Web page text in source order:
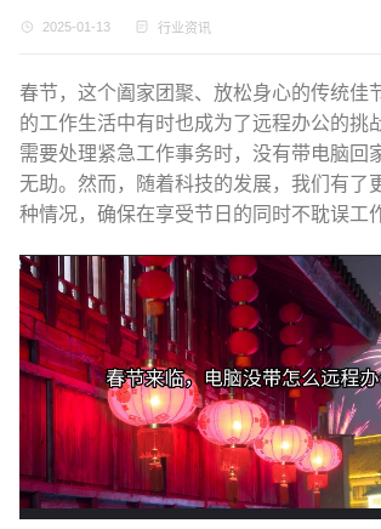
2025-01-13 行业资讯
春节，这个阖家团聚、放松身心的传统佳
的工作生活中有时也成为了远程办公的挑
需要处理紧急工作事务时，没有带电脑回
无助。然而，随着科技的发展，我们有了
种情况，确保在享受节日的同时不耽误工